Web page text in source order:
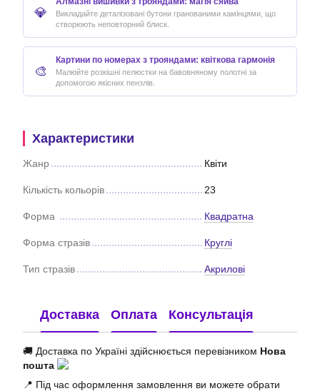
💎
Викладайте деталізовані бутони гранованими камінцями, що
створюють неповторний блиск.
🎨
Картини по номерах з трояндами: квіткова гармонія
Малюйте розкішні пелюстки на бавовняному полотні за
допомогою якісних пензлів.
Характеристики
Жанр Квіти
Кількість кольорів 23
Форма Квадратна
Форма стразів Круглі
Тип стразів Акрилові
Доставка Оплата Консультація
🚚 Доставка по Україні здійснюється перевізником Нова
пошта
📍 Під час оформлення замовлення ви можете обрати